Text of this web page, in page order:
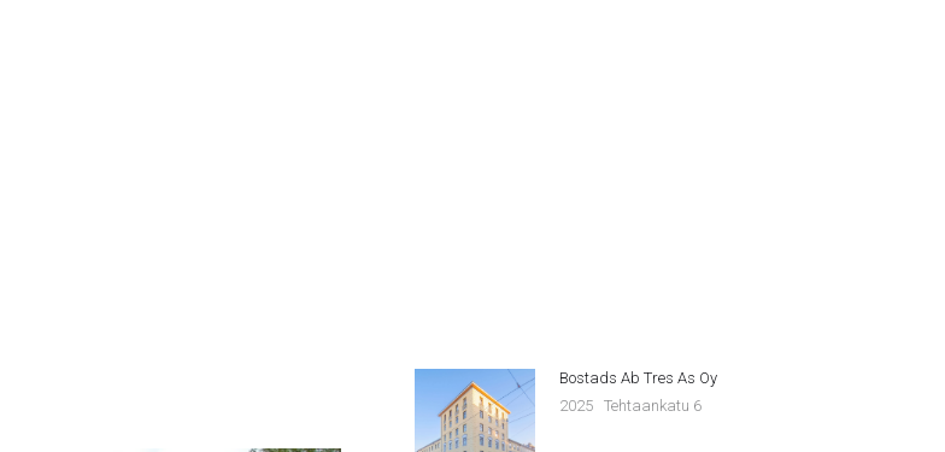
Bostads Ab Tres As Oy
2025 Tehtaankatu 6